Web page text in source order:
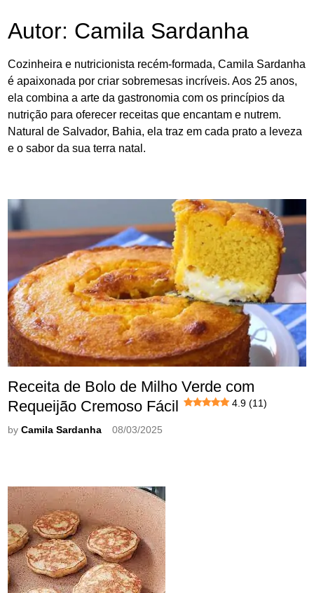
Autor: Camila Sardanha
Cozinheira e nutricionista recém-formada, Camila Sardanha
é apaixonada por criar sobremesas incríveis. Aos 25 anos,
ela combina a arte da gastronomia com os princípios da
nutrição para oferecer receitas que encantam e nutrem.
Natural de Salvador, Bahia, ela traz em cada prato a leveza
e o sabor da sua terra natal.
Receita de Bolo de Milho Verde com
Requeijão Cremoso Fácil
4.9 (11)
byCamila Sardanha 08/03/2025